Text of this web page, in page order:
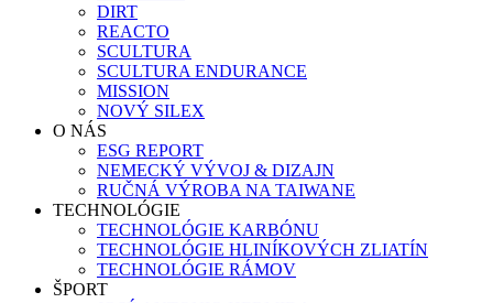
DIRT
REACTO
SCULTURA
SCULTURA ENDURANCE
MISSION
NOVÝ SILEX
O NÁS
ESG REPORT
NEMECKÝ VÝVOJ & DIZAJN
RUČNÁ VÝROBA NA TAIWANE
TECHNOLÓGIE
TECHNOLÓGIE KARBÓNU
TECHNOLÓGIE HLINÍKOVÝCH ZLIATÍN
TECHNOLÓGIE RÁMOV
ŠPORT